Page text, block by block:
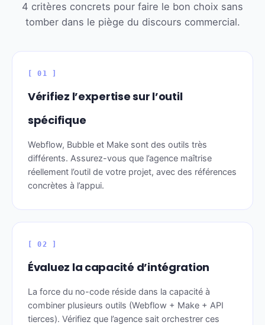
4 critères concrets pour faire le bon choix sans
tomber dans le piège du discours commercial.
[ 01 ]
Vérifiez l’expertise sur l’outil
spécifique
Webflow, Bubble et Make sont des outils très
différents. Assurez-vous que l’agence maîtrise
réellement l’outil de votre projet, avec des références
concrètes à l’appui.
[ 02 ]
Évaluez la capacité d’intégration
La force du no-code réside dans la capacité à
combiner plusieurs outils (Webflow + Make + API
tierces). Vérifiez que l’agence sait orchestrer ces